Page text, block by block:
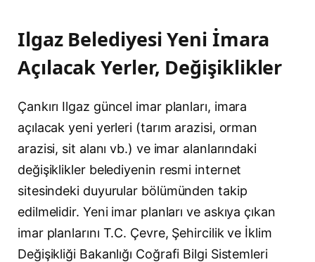
Ilgaz Belediyesi Yeni İmara
Açılacak Yerler, Değişiklikler
Çankırı Ilgaz güncel imar planları, imara
açılacak yeni yerleri (tarım arazisi, orman
arazisi, sit alanı vb.) ve imar alanlarındaki
değişiklikler belediyenin resmi internet
sitesindeki duyurular bölümünden takip
edilmelidir. Yeni imar planları ve askıya çıkan
imar planlarını T.C. Çevre, Şehircilik ve İklim
Değişikliği Bakanlığı Coğrafi Bilgi Sistemleri